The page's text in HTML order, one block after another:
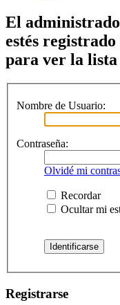
El
estés
para ver la lista
Nombre de Usuario:
Contraseña:
Olvidé mi
Recordar
Ocultar mi
Registrarse